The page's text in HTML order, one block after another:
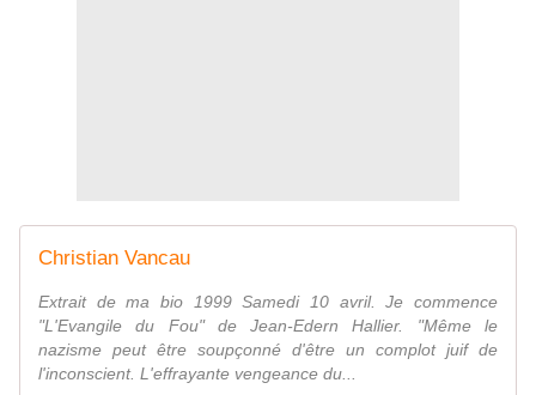
Christian Vancau
Extrait de ma bio 1999 Samedi 10 avril. Je commence
"L'Evangile du Fou" de Jean-Edern Hallier. "Même le
nazisme peut être soupçonné d'être un complot juif de
l'inconscient. L'effrayante vengeance du...